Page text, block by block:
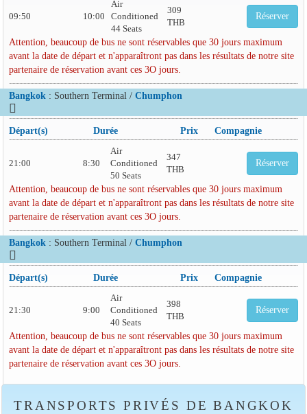
09:50 10:00
Air
Conditioned
44 Seats
309
THB
Réserver
Attention, beaucoup de bus ne sont réservables que 30 jours maximum
avant la date de départ et n'apparaîtront pas dans les résultats de notre site
partenaire de réservation avant ces 3O jours.
Bangkok : Southern Terminal / Chumphon
Départ(s) Durée Prix Compagnie
21:00 8:30
Air
Conditioned
50 Seats
347
THB
Réserver
Attention, beaucoup de bus ne sont réservables que 30 jours maximum
avant la date de départ et n'apparaîtront pas dans les résultats de notre site
partenaire de réservation avant ces 3O jours.
Bangkok : Southern Terminal / Chumphon
Départ(s) Durée Prix Compagnie
21:30 9:00
Air
Conditioned
40 Seats
398
THB
Réserver
Attention, beaucoup de bus ne sont réservables que 30 jours maximum
avant la date de départ et n'apparaîtront pas dans les résultats de notre site
partenaire de réservation avant ces 3O jours.
TRANSPORTS PRIVÉS DE BANGKOK